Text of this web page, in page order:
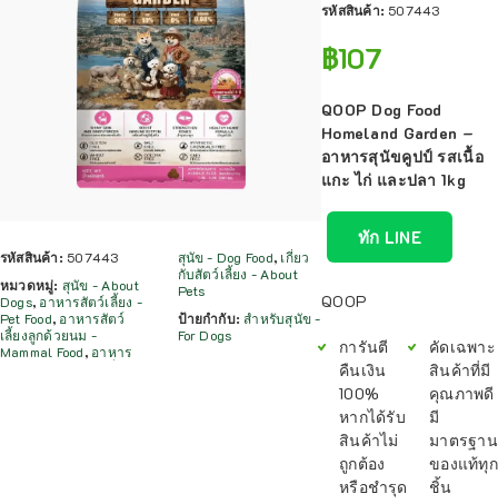
รหัสสินค้า: 507443
หมวดหมู่: สุนัข - About
Dogs, อาหารสัตว์เลี้ยง -
Pet Food, อาหารสัตว์
เลี้ยงลูกด้วยนม -
Mammal Food, อาหาร
สุนัข - Dog Food, เกี่ยว
กับสัตว์เลี้ยง - About
Pets
ป้ายกำกับ:สำหรับสุนัข -
For Dogs
รหัสสินค้า: 507443
฿107
QOOP Dog Food
Homeland Garden –
อาหารสุนัขคูปป์ รสเนื้อ
แกะ ไก่ และปลา 1kg
ทัก LINE
QOOP
การันตี
คืนเงิน
100%
หากได้รับ
สินค้าไม่
ถูกต้อง
หรือชำรุด
คัดเฉพาะ
สินค้าที่มี
คุณภาพดี
มี
มาตรฐาน
ของแท้ทุก
ชิ้น